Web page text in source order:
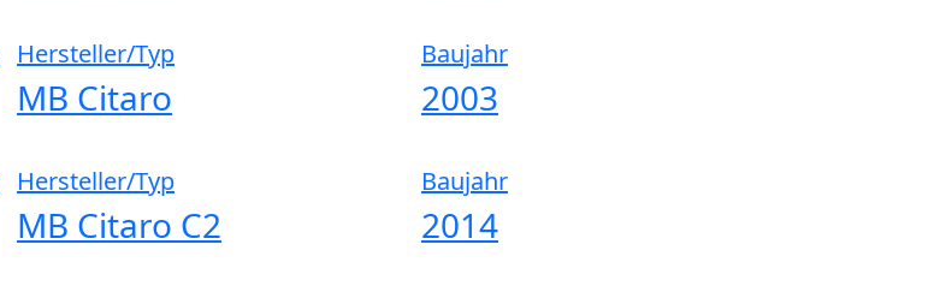
Hersteller/Typ
MB Citaro
Baujahr
2003
Hersteller/Typ
MB Citaro C2
Baujahr
2014